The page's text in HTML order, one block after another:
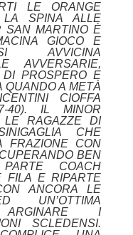
LE ORANGE
LA SPINA ALLE
SAN MARTINO È
GIOCO E
AVVERSARIE,
PROSPERO E
A METÀ
CIOFFA
40). IL MINOR
LE RAGAZZE DI
CHE
FRAZIONE CON
BEN
COACH
FILA E RIPARTE
ANCORA LE
UN’OTTIMA
ARGINARE I
SCLEDENSI.